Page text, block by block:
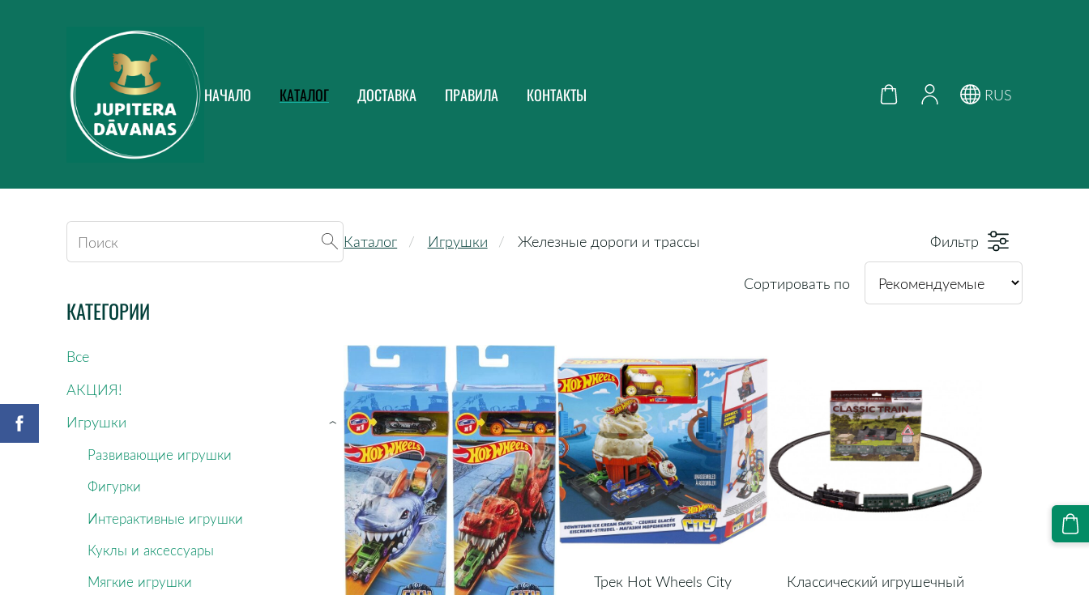
НАЧАЛО КАТАЛОГ ДОСТАВКА ПРАВИЛА КОНТАКТЫ RUS
КАТЕГОРИИ
Все
АКЦИЯ!
Игрушки
Развивающие игрушки
Фигурки
Интерактивные игрушки
Куклы и аксессуары
Мягкие игрушки
›
Каталог Игрушки Железные дороги и трассы Фильтр
Сортировать по
Трек Hot Wheels City
Классический игрушечный